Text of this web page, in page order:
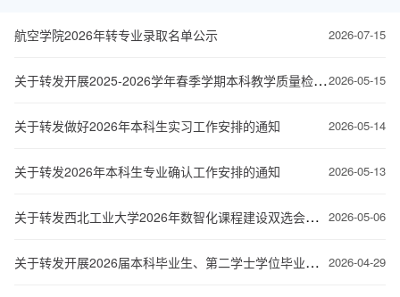
2026-07-15
航空学院2026年转专业录取名单公示
2026-05-15
关于转发开展2025-2026学年春季学期本科教学质量检查工作的通知
2026-05-14
关于转发做好2026年本科生实习工作安排的通知
2026-05-13
关于转发2026年本科生专业确认工作安排的通知
2026-05-06
关于转发西北工业大学2026年数智化课程建设双选会的通知
2026-04-29
关于转发开展2026届本科毕业生、第二学士学位毕业生学信网学籍信息核对工作的通知